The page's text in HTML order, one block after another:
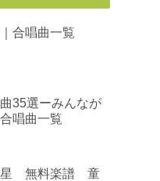
合唱曲一覧
35選ーみんなが
唱曲一覧
星 無料楽譜 童